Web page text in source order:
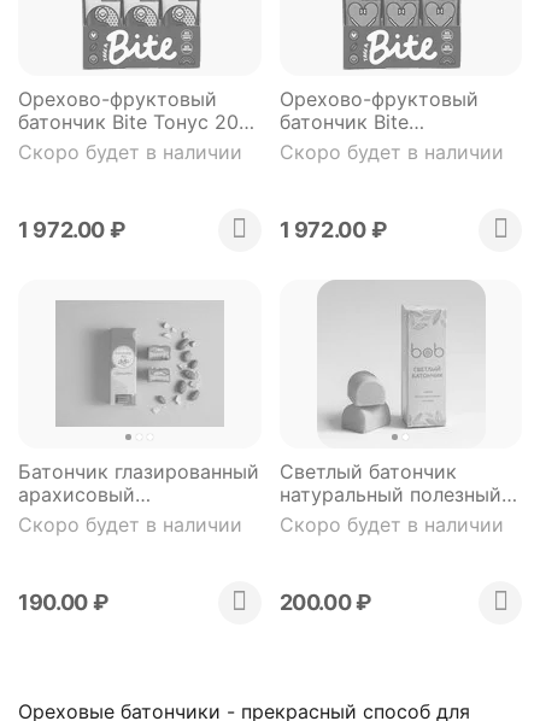
Ореховые батончики - прекрасный способ для
Орехово-фруктовый
батончик Bite Тонус 20
штук*45 гр.
Скоро будет в наличии
1 972.00₽
Орехово-фруктовый
батончик Bite
Иммунитет 20 штук*45
гр.
Скоро будет в наличии
1 972.00 ₽
Батончик глазированный
арахисовый
натуральный полезный
веган без сахара без сои
Скоро будет в наличии
190.00₽
Светлый батончик
натуральный полезный 2
шт 50гр
Скоро будет в наличии
200.00₽